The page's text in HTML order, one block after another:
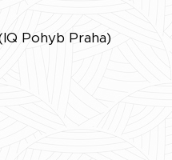
Pohyb Praha)